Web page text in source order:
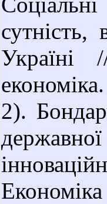
сутність,
Україні
2).